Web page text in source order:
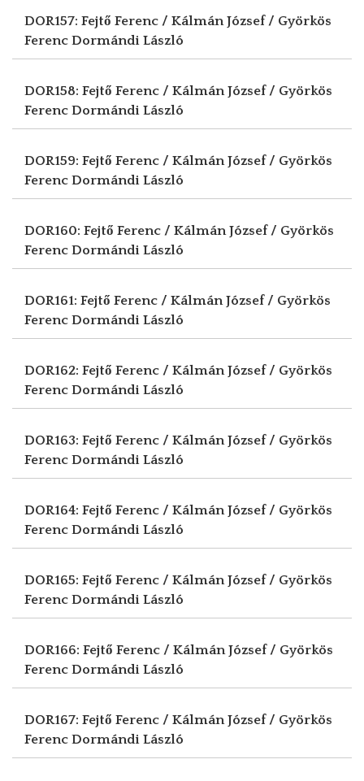
DOR157: Fejtő Ferenc / Kálmán József / Györkös
Ferenc Dormándi László
DOR158: Fejtő Ferenc / Kálmán József / Györkös
Ferenc Dormándi László
DOR159: Fejtő Ferenc / Kálmán József / Györkös
Ferenc Dormándi László
DOR160: Fejtő Ferenc / Kálmán József / Györkös
Ferenc Dormándi László
DOR161: Fejtő Ferenc / Kálmán József / Györkös
Ferenc Dormándi László
DOR162: Fejtő Ferenc / Kálmán József / Györkös
Ferenc Dormándi László
DOR163: Fejtő Ferenc / Kálmán József / Györkös
Ferenc Dormándi László
DOR164: Fejtő Ferenc / Kálmán József / Györkös
Ferenc Dormándi László
DOR165: Fejtő Ferenc / Kálmán József / Györkös
Ferenc Dormándi László
DOR166: Fejtő Ferenc / Kálmán József / Györkös
Ferenc Dormándi László
DOR167: Fejtő Ferenc / Kálmán József / Györkös
Ferenc Dormándi László